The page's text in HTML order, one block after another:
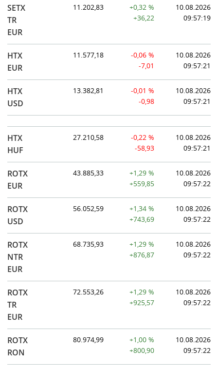
SETX
TR
EUR
11.202,83
+0,32 %
+36,22
10.08.2026
09:57:19
HTX
EUR
11.577,18
-0,06 %
-7,01
10.08.2026
09:57:21
HTX
USD
13.382,81
-0,01 %
-0,98
10.08.2026
09:57:21
HTX
HUF
27.210,58
-0,22 %
-58,93
10.08.2026
09:57:21
ROTX
EUR
43.885,33
+1,29 %
+559,85
10.08.2026
09:57:22
ROTX
USD
56.052,59
+1,34 %
+743,69
10.08.2026
09:57:22
ROTX
NTR
EUR
68.735,93
+1,29 %
+876,87
10.08.2026
09:57:22
ROTX
TR
EUR
72.553,26
+1,29 %
+925,57
10.08.2026
09:57:22
ROTX
RON
80.974,99
+1,00 %
+800,90
10.08.2026
09:57:22